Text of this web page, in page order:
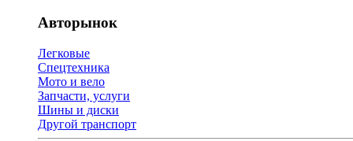
Авторынок
Легковые
Спецтехника
Мото и вело
Запчасти, услуги
Шины и диски
Другой транспорт